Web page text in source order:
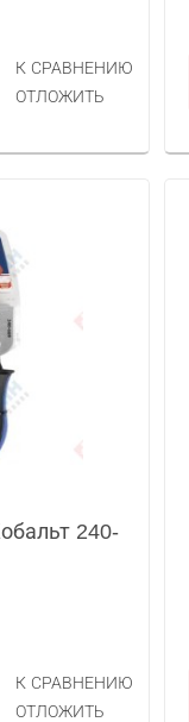
К СРАВНЕНИЮ
ОТЛОЖИТЬ
240-
К СРАВНЕНИЮ
ОТЛОЖИТЬ